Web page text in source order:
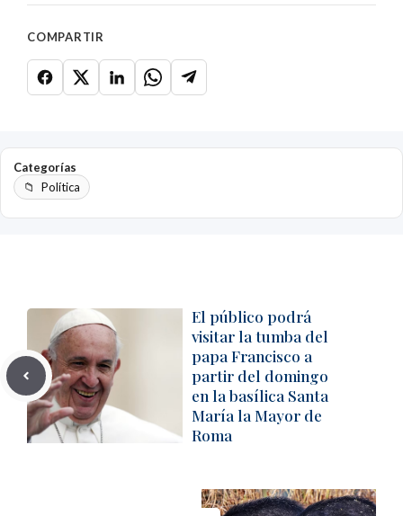
COMPARTIR
Categorías
Política
El público podrá
visitar la tumba del
papa Francisco a
partir del domingo
en la basílica Santa
María la Mayor de
Roma